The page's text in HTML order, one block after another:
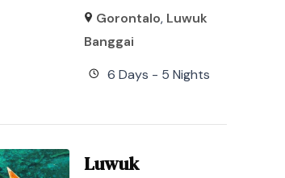
Gorontalo, Luwuk
Banggai
6 Days - 5 Nights
Luwuk